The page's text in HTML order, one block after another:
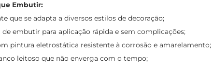
Embutir:
que se adapta a diversos estilos de decoração;
embutir para aplicação rápida e sem complicações;
pintura eletrostática resistente à corrosão e amarelamento;
leitoso que não enverga com o tempo;